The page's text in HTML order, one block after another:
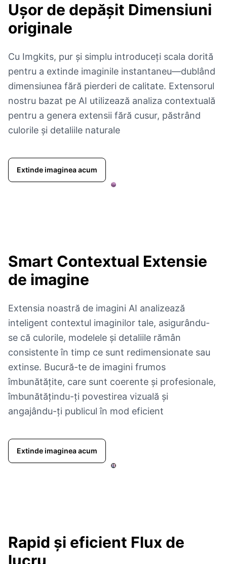
Ușor de depășit Dimensiuni
originale
Cu Imgkits, pur și simplu introduceți scala dorită
pentru a extinde imaginile instantaneu—dublând
dimensiunea fără pierderi de calitate. Extensorul
nostru bazat pe AI utilizează analiza contextuală
pentru a genera extensii fără cusur, păstrând
culorile și detaliile naturale
Extinde imaginea acum
Smart Contextual Extensie
de imagine
Extensia noastră de imagini AI analizează
inteligent contextul imaginilor tale, asigurându-
se că culorile, modelele și detaliile rămân
consistente în timp ce sunt redimensionate sau
extinse. Bucură-te de imagini frumos
îmbunătățite, care sunt coerente și profesionale,
îmbunătățindu-ți povestirea vizuală și
angajându-ți publicul în mod eficient
Extinde imaginea acum
Rapid și eficient Flux de